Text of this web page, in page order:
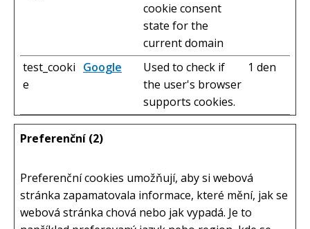
cookie consent
state for the
current domain
test_cooki
e
Google
Used to check if
the user's browser
supports cookies.
1 den
Preferenční (2)
Preferenční cookies umožňují, aby si webová
stránka zapamatovala informace, které mění, jak se
webová stránka chová nebo jak vypadá. Je to